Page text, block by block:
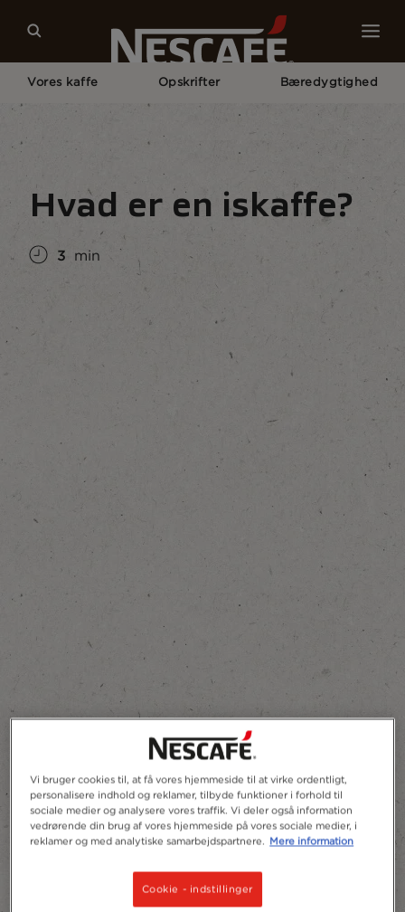
Vores kaffe Opskrifter Bæredygtighed
Hvad Er En Iskaffe?
Hvad er en iskaffe?
3 min
Tilføj til favoritter
Vi bruger cookies til, at få vores hjemmeside til at virke ordentligt,
personalisere indhold og reklamer, tilbyde funktioner i forhold til
sociale medier og analysere vores traffik. Vi deler også information
vedrørende din brug af vores hjemmeside på vores sociale medier, i
reklamer og med analytiske samarbejdspartnere. Mere information
Cookie - indstillinger